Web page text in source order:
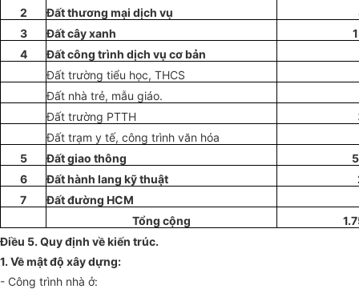
2
Đất thương mại dịch vụ
3
Đất cây xanh
4
Đất công trình dịch vụ cơ bản
Đất trường tiểu học, THCS
Đất nhà trẻ, mẫu giáo.
Đất trường PTTH
Đất trạm y tế, công trình văn hóa
5
Đất giao thông
6
Đất hành lang kỹ thuật
7
Đất đường HCM
Tổng cộng
Điều 5. Quy định về kiến trúc.
1. Về mật độ xây dựng:
- Công trình nhà ở: